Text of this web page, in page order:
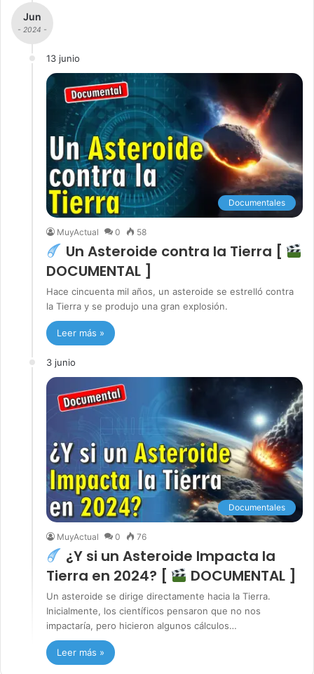
Jun
- 2024 -
13 junio
Documentales
MuyActual 0 58
Un Asteroide contra la Tierra [
DOCUMENTAL ]
Hace cincuenta mil años, un asteroide se estrelló contra
la Tierra y se produjo una gran explosión.
Leer más »
3 junio
Documentales
MuyActual 0 76
¿Y si un Asteroide Impacta la
Tierra en 2024? [
DOCUMENTAL ]
Un asteroide se dirige directamente hacia la Tierra.
Inicialmente, los científicos pensaron que no nos
impactaría, pero hicieron algunos cálculos…
Leer más »